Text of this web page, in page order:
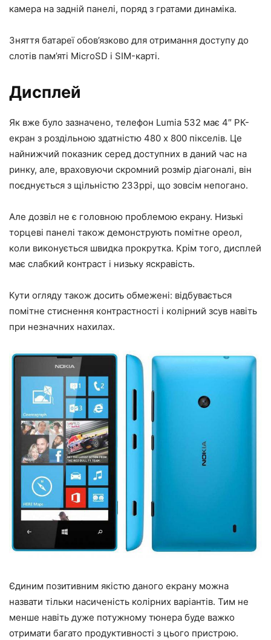
камера на задній панелі, поряд з гратами динаміка.
Зняття батареї обов’язково для отримання доступу до
слотів пам’яті MicroSD і SIM-карті.
Дисплей
Як вже було зазначено, телефон Lumia 532 має 4″ РК-
екран з роздільною здатністю 480 х 800 пікселів. Це
найнижчий показник серед доступних в даний час на
ринку, але, враховуючи скромний розмір діагоналі, він
поєднується з щільністю 233ppi, що зовсім непогано.
Але дозвіл не є головною проблемою екрану. Низькі
торцеві панелі також демонструють помітне ореол,
коли виконується швидка прокрутка. Крім того, дисплей
має слабкий контраст і низьку яскравість.
Кути огляду також досить обмежені: відбувається
помітне стиснення контрастності і колірний зсув навіть
при незначних нахилах.
Єдиним позитивним якістю даного екрану можна
назвати тільки насиченість колірних варіантів. Тим не
менше навіть дуже потужному тюнера буде важко
отримати багато продуктивності з цього пристрою.